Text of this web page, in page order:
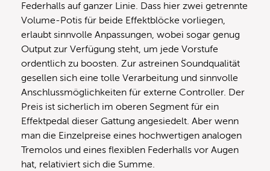
Federhalls auf ganzer Linie. Dass hier zwei getrennte
Volume-Potis für beide Effektblöcke vorliegen,
erlaubt sinnvolle Anpassungen, wobei sogar genug
Output zur Verfügung steht, um jede Vorstufe
ordentlich zu boosten. Zur astreinen Soundqualität
gesellen sich eine tolle Verarbeitung und sinnvolle
Anschlussmöglichkeiten für externe Controller. Der
Preis ist sicherlich im oberen Segment für ein
Effektpedal dieser Gattung angesiedelt. Aber wenn
man die Einzelpreise eines hochwertigen analogen
Tremolos und eines flexiblen Federhalls vor Augen
hat, relativiert sich die Summe.